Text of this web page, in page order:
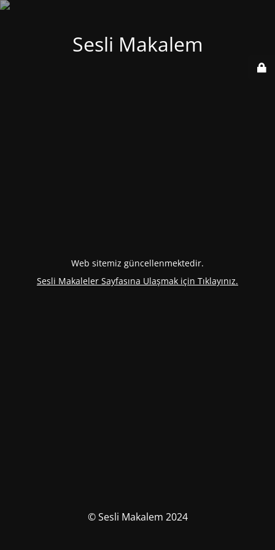
Sesli Makalem
Web sitemiz güncellenmektedir.
Sesli Makaleler Sayfasına Ulaşmak için Tıklayınız.
© Sesli Makalem 2024